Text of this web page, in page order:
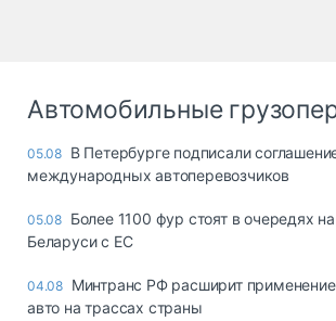
Автомобильные
05.08 В Петербурге подписали
международных автоперевозчиков
05.08 Более 1100 фур стоят в очередях
Беларуси с ЕС
04.08 Минтранс РФ расширит
авто на трассах страны